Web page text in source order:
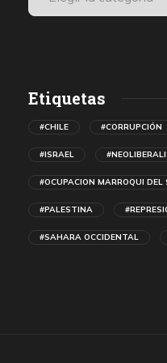
Etiquetas
#CHILE #CORRUPCIÓN
#ISRAEL
#OCUPACION MARROQUI
#PALESTINA
#SAHARA OCCIDENTAL